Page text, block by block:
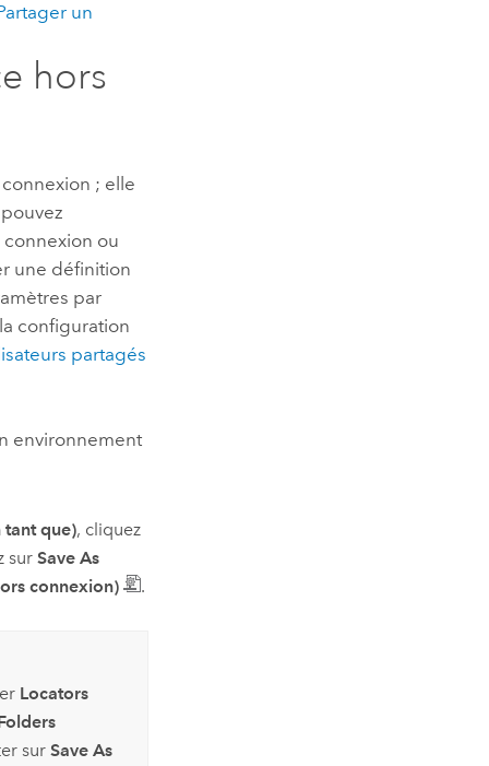
un
hors
; elle
ou
une définition
par
configuration
partagés
environnement
tant que), cliquez
surSave As
connexion)
.
Locators
sur Save As